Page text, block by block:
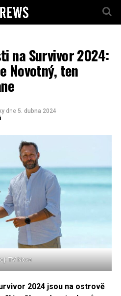
na Survivor 2024:
Novotný, ten
dne 5. dubna 2024
TV Nova
2024 jsou na ostrově